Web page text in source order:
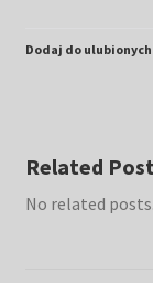
Dodaj do
Related
No related posts.